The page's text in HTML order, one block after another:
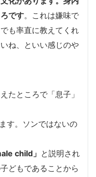
です。これは嫌味で
も率直に教えてくれ
ね、といい感じのや
たところで「息子」
す。ソンではないの
child」 と説明され
どもであることから